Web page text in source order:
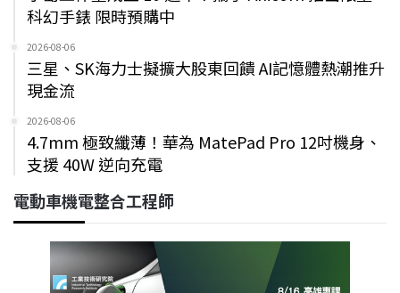
科幻手錶 限時預購中
2026-08-06
三星、SK海力士擬擴大股東回饋 AI記憶體熱潮推升
現金流
2026-08-06
4.7mm 極致纖薄！華為 MatePad Pro 12吋機身、
支援 40W 逆向充電
電動車機電整合工程師